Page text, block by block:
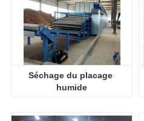
Séchage du placage
humide